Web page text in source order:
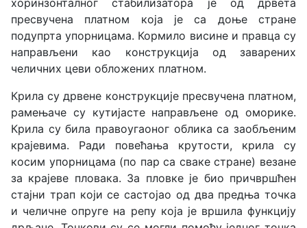
хоринзонталног стабилизатора је од дрвета
пресвучена платном која је са доње стране
подупрта упорницама. Кормило висине и правца су
направљени као конструкција од заварених
челичних цеви обложених платном.
Крила су дрвене конструкције пресвучена платном,
рамењаче су кутијасте направљене од оморике.
Крила су била правоугаоног облика са заобљеним
крајевима. Ради повећања крутости, крила су
косим упорницама (по пар са сваке стране) везане
за крајеве пловака. За пловке је био причвршћен
стајни трап који се састојао од два предња точка
и челичне опруге на репу која је вршила функцију